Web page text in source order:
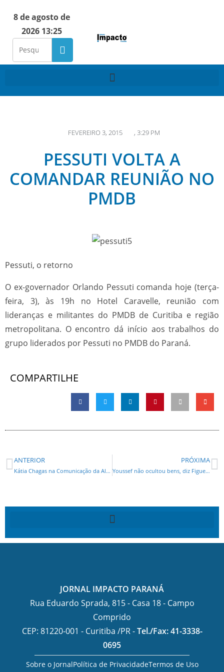
8 de agosto de
2026 13:25
FEVEREIRO 3, 2015 , 3:29 PM
PESSUTI VOLTA A
COMANDAR REUNIÃO NO
PMDB
Pessuti, o retorno
O ex-governador Orlando Pessuti comanda hoje (terça-
feira, 3), às 19h no Hotel Caravelle, reunião com
lideranças e militantes do PMDB de Curitiba e região
metropolitana. O encontro dá início aos trabalhos do
grupo liderados por Pessuti no PMDB do Paraná.
COMPARTILHE
ANTERIOR
Kátia Chagas na Comunicação da Alep e Denian Couto na Educativa
PRÓXIMA
Youssef não ocultou bens, diz Figueiredo Basto
JORNAL IMPACTO PARANÁ
Rua Eduardo Sprada, 815 - Casa 18 - Campo
Comprido
CEP: 81220-001 - Curitiba /PR -Tel./Fax: 41-3338-
0695
Sobre o JornalPolítica de PrivacidadeTermos de Uso